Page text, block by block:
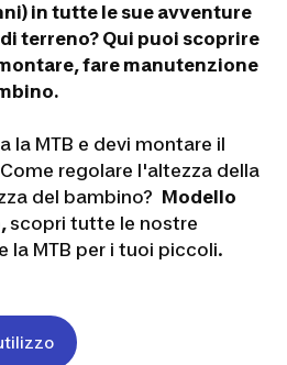
in tutte le sue avventure
terreno? Qui puoi scoprire
fare manutenzione
la MTB e devi montare il
regolare l'altezza della
del bambino? Modello
scopri tutte le nostre
la MTB per i tuoi piccoli.